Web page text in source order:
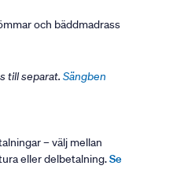
och bäddmadrass
till separat. Sängben
– välj mellan
eller delbetalning.Se